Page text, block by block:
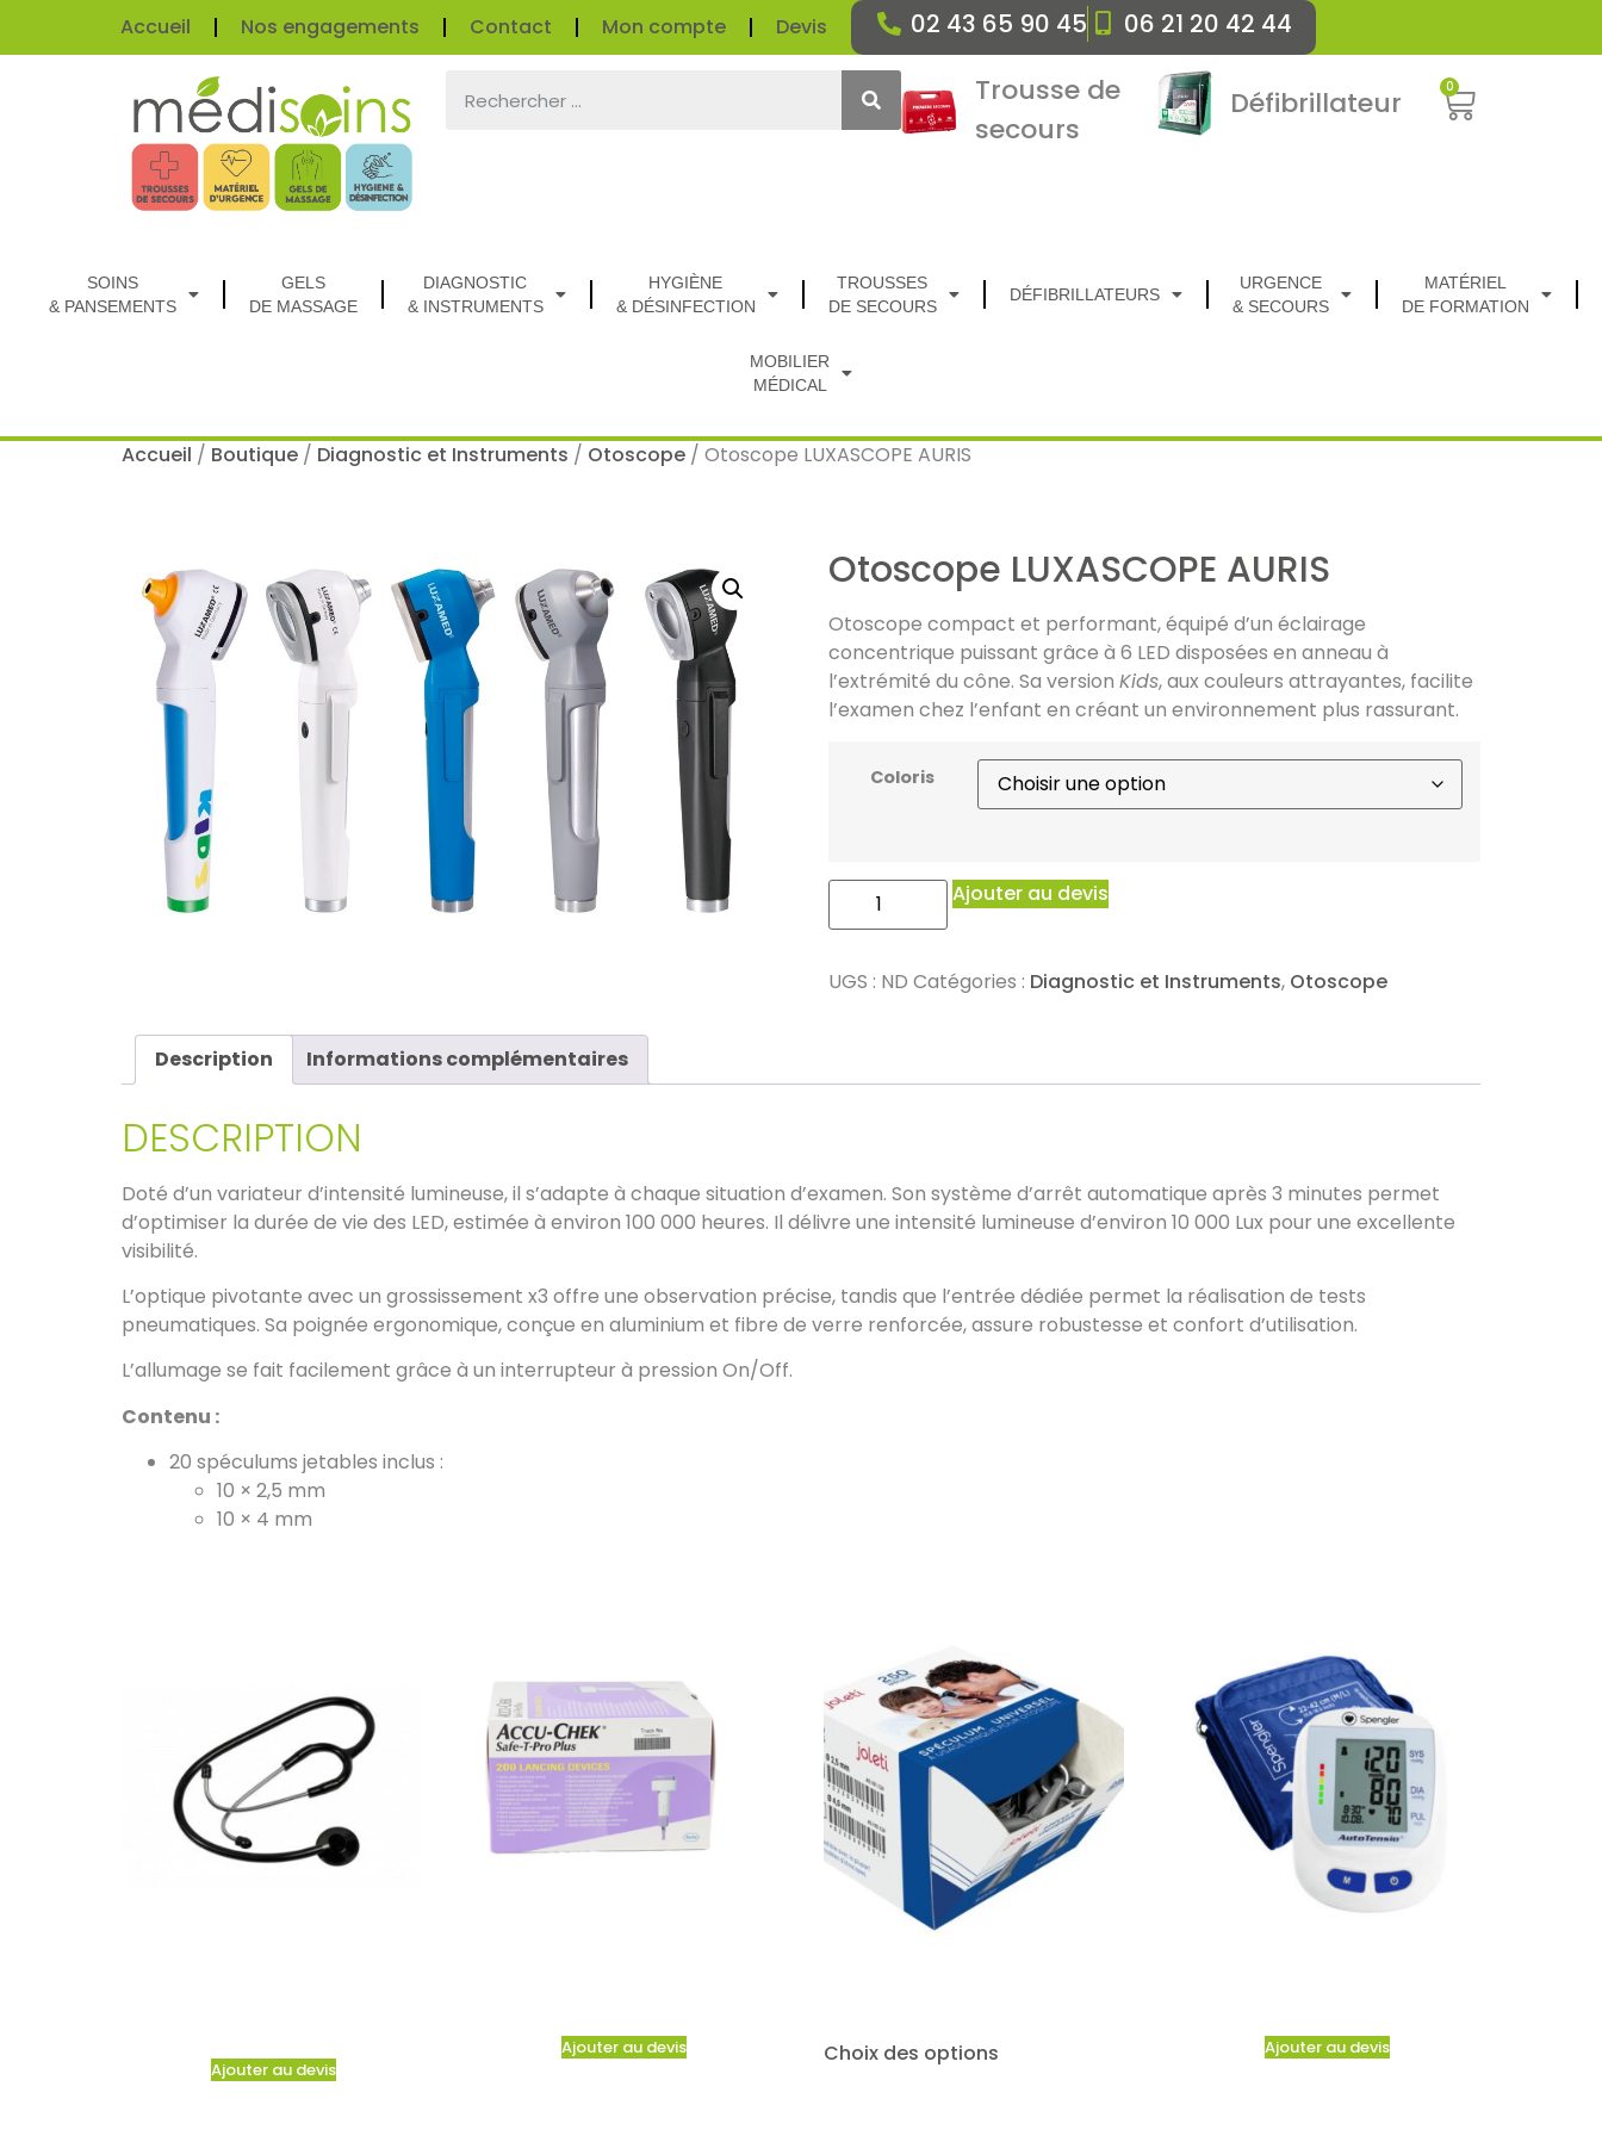
Accueil Nos engagements Contact Mon compte Devis 02 43 65 90 45 06 21 20 42 44
Trousse de
secours
Défibrillateur 0
SOINS
& PANSEMENTS
GELS
DE MASSAGE
DIAGNOSTIC
& INSTRUMENTS
HYGIÈNE
& DÉSINFECTION
TROUSSES
DE SECOURS
DÉFIBRILLATEURS
URGENCE
& SECOURS
MATÉRIEL
DE FORMATION
MOBILIER
MÉDICAL
Accueil / Boutique / Diagnostic et Instruments / Otoscope / Otoscope LUXASCOPE AURIS
Otoscope LUXASCOPE AURIS
Otoscope compact et performant, équipé d’un éclairage
concentrique puissant grâce à 6 LED disposées en anneau à
l’extrémité du cône. Sa version Kids, aux couleurs attrayantes, facilite
l’examen chez l’enfant en créant un environnement plus rassurant.
Coloris
Ajouter au devis
UGS : ND Catégories : Diagnostic et Instruments, Otoscope
Description Informations complémentaires
DESCRIPTION
Doté d’un variateur d’intensité lumineuse, il s’adapte à chaque situation d’examen. Son système d’arrêt automatique après 3 minutes permet
d’optimiser la durée de vie des LED, estimée à environ 100 000 heures. Il délivre une intensité lumineuse d’environ 10 000 Lux pour une excellente
visibilité.
L’optique pivotante avec un grossissement x3 offre une observation précise, tandis que l’entrée dédiée permet la réalisation de tests
pneumatiques. Sa poignée ergonomique, conçue en aluminium et fibre de verre renforcée, assure robustesse et confort d’utilisation.
L’allumage se fait facilement grâce à un interrupteur à pression On/Off.
Contenu :
20 spéculums jetables inclus :
10 × 2,5 mm
10 × 4 mm
Ajouter au devis
Ajouter au devis Choix des options Ajouter au devis